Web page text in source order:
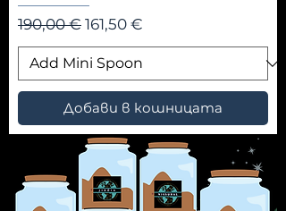
Редовна цена
190,00 € Продажна цена
161,50 €
Добави в кошницата